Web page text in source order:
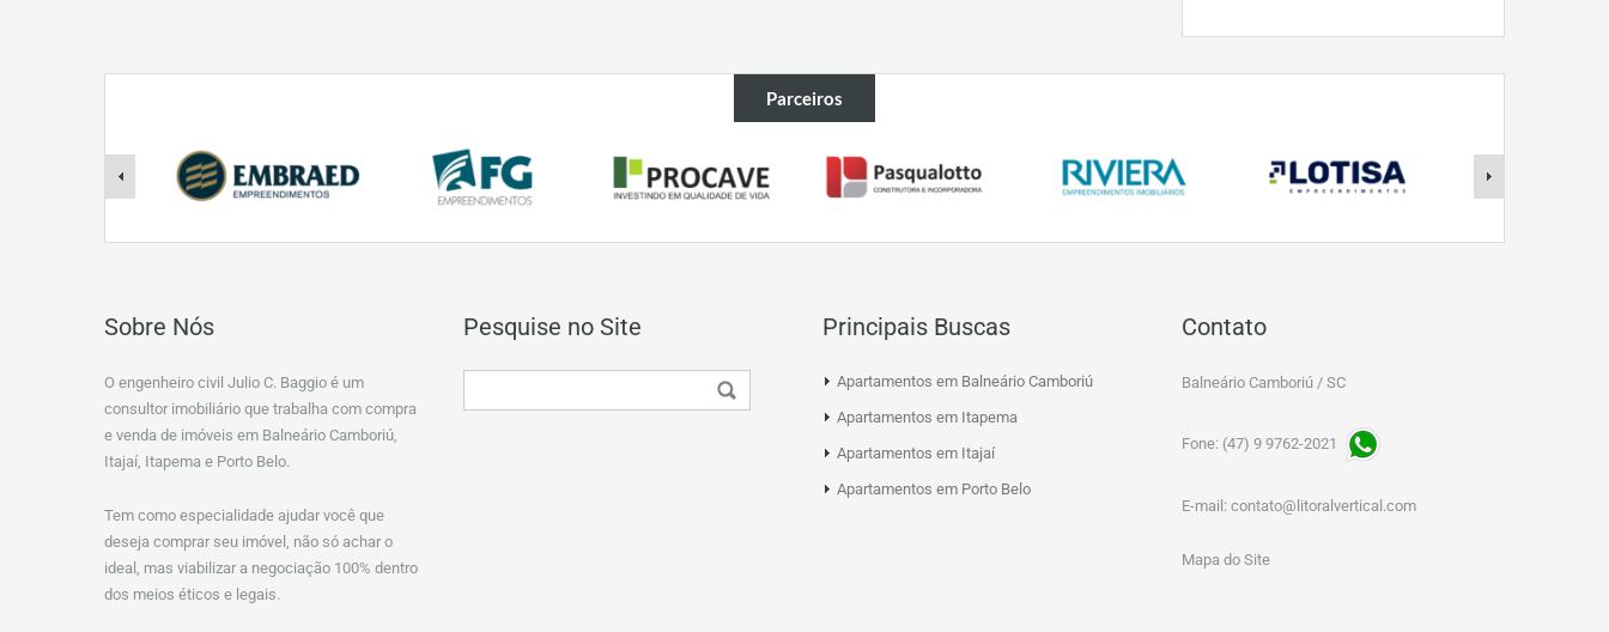
Parceiros
Sobre Nós
O engenheiro civil Julio C. Baggio é um
consultor imobiliário que trabalha com compra
e venda de imóveis em Balneário Camboriú,
Itajaí, Itapema e Porto Belo.
Tem como especialidade ajudar você que
deseja comprar seu imóvel, não só achar o
ideal, mas viabilizar a negociação 100% dentro
dos meios éticos e legais.
Pesquise no Site Principais Buscas
Apartamentos em Balneário Camboriú
Apartamentos em Itapema
Apartamentos em Itajaí
Apartamentos em Porto Belo
Contato
Balneário Camboriú / SC
Fone: (47) 9 9762-2021
E-mail: contato@litoralvertical.com
Mapa do Site